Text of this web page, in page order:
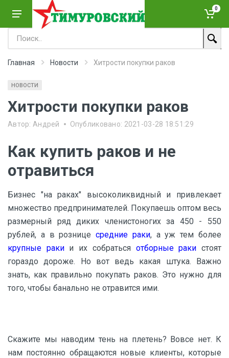
0
Главная Новости Хитрости покупки раков
НОВОСТИ
Хитрости покупки раков
Автор: Андрей Опубликовано: 2021-03-28 18:51:29
Как купить раков и не
отравиться
Бизнес "на раках" высоколиквидный и привлекает
множество предпринимателей. Покупаешь оптом весь
размерный ряд диких членистоногих за 450 - 550
рублей, а в розницесредние раки, а уж тем более
крупные ракии их собраться отборные раки стоят
гораздо дороже. Но вот ведь какая штука. Важно
знать, как правильно покупать раков. Это нужно для
того, чтобы банально не отравится ими.
Скажите мы наводим тень на плетень? Вовсе нет. К
нам постоянно обращаются новые клиенты, которые